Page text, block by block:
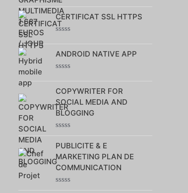
Note
0
sur
5
CERTIFICAT SSL HTTPS
sur
ANDROID NATIVE APP
sur
5
COPYWRITER FOR
SOCIAL MEDIA AND
BLOGGING
0
sur
5
PUBLICITE & E
MARKETING PLAN DE
COMMUNICATION